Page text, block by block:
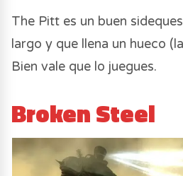
The Pitt es un buen
largo y que llena un hueco
Bien vale que lo juegues.
Broken Steel